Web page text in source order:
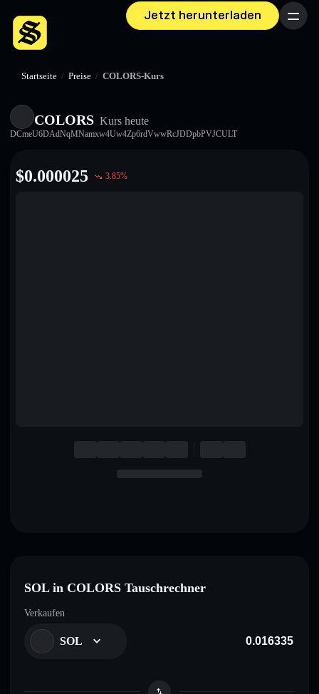
Jetzt herunterladen Menü
Startseite / Preise / COLORS-Kurs
COLORS Kurs heute
DCmeU6DAdNqMNamxw4Uw4Zp6rdVwwRcJDDpbPVJCULT
$0.000025 3.85%
SOL in COLORS Tauschrechner
Verkaufen
SOL